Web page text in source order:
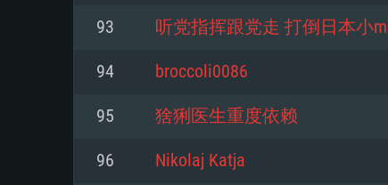
77XX / NVIDIA GeForce GTX
mínima suportada: 720p
Processador: Core i5 2.2GHz
não suportado)
Memória: 6 GB
Placa Gráfica: Intel Iris Pro
Processador: Dual-Core 2.4
Memória: 4 GB
Placa Gráfica: NVIDIA 660
recentes (não mais de 6
93 听党指挥跟党走 打倒日本小
94 broccoli0086
95 猞猁医生重度依赖
96 Nikolaj Katja